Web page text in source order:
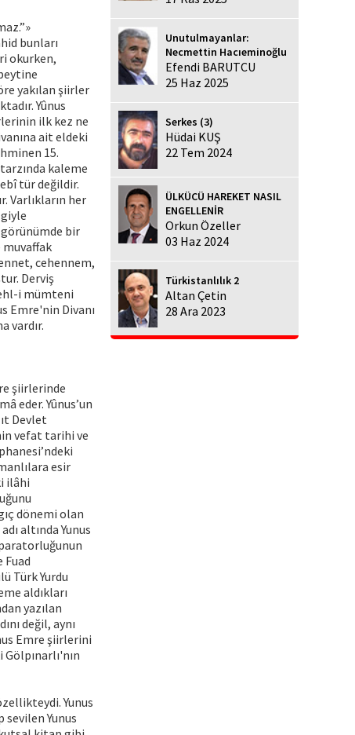
bunları
okurken,
yakılan şiirler
Yûnus
ilk kez ne
ait eldeki
15.
kaleme
tür değildir.
Varlıkların her
bir
muvaffak
cehennem,
Derviş
i mümteni
Emre'nin Divanı
vardır.
şiirlerinde
eder. Yûnus’un
Devlet
vefat tarihi ve
esir
ilâhi
dönemi olan
altında Yunus
Fuad
Türk Yurdu
aldıkları
yazılan
değil, aynı
Emre şiirlerini
Yunus
Yunus
Unutulmayanlar:
Necmettin Hacıeminoğlu
Efendi BARUTCU
25 Haz 2025
Serkes (3)
Hüdai KUŞ
22 Tem 2024
ÜLKÜCÜ HAREKET NASIL
ENGELLENİR
Orkun Özeller
03 Haz 2024
Türkistanlılık 2
Altan Çetin
28 Ara 2023